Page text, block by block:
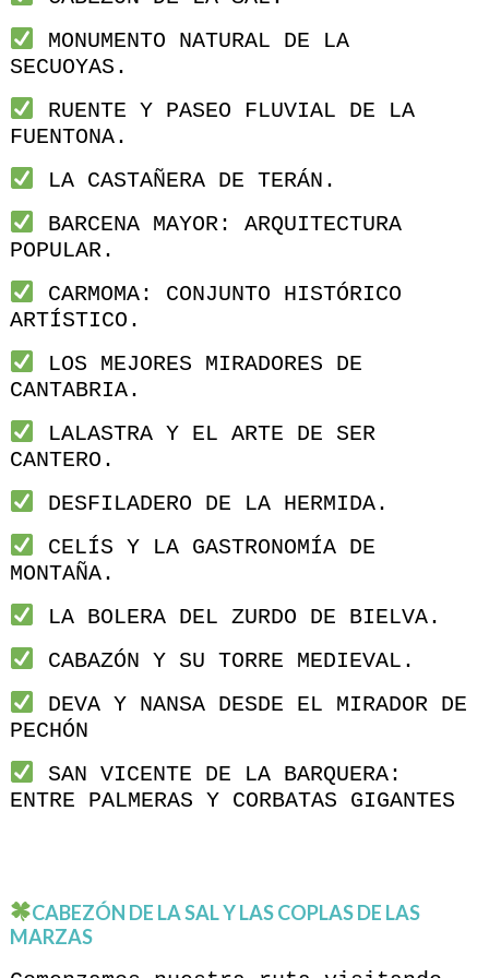
MONUMENTO NATURAL DE LA
SECUOYAS.
RUENTE Y PASEO FLUVIAL DE LA
FUENTONA.
LA CASTAÑERA DE TERÁN.
BARCENA MAYOR: ARQUITECTURA
POPULAR.
CARMOMA: CONJUNTO HISTÓRICO
ARTÍSTICO.
LOS MEJORES MIRADORES DE
CANTABRIA.
LALASTRA Y EL ARTE DE SER
CANTERO.
DESFILADERO DE LA HERMIDA.
CELÍS Y LA GASTRONOMÍA DE
MONTAÑA.
LA BOLERA DEL ZURDO DE BIELVA.
CABAZÓN Y SU TORRE MEDIEVAL.
DEVA Y NANSA DESDE EL MIRADOR DE
PECHÓN
SAN VICENTE DE LA BARQUERA:
ENTRE PALMERAS Y CORBATAS GIGANTES
CABEZÓN DE LA SAL Y LAS COPLAS DE LAS
MARZAS